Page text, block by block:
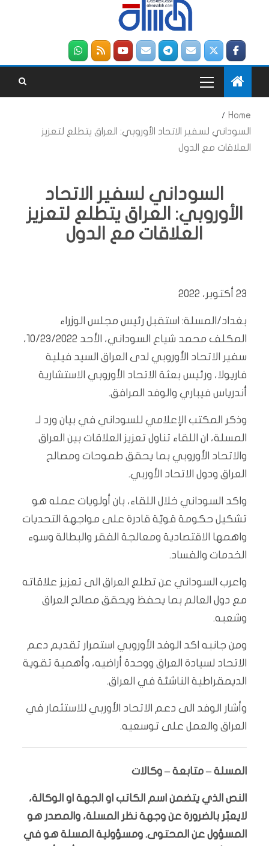
Home
السوداني لسفير الاتحاد الأوروبي: العراق يتطلع لتعزيز
العلاقات مع الدول
السوداني لسفير الاتحاد
الأوروبي: العراق يتطلع لتعزيز
العلاقات مع الدول
23 أكتوبر، 2022
بغداد/المسلة: استقبل رئيس مجلس الوزراء
المكلف محمد شياع السوداني، الأحد 10/23/2022،
سفير الاتحاد الأوروبي لدى العراق السيد فيلية
فاريولا، ورئيس بعثة الاتحاد الأوروبي الاستشارية
أندرياس فيباري والوفد المرافق.
وذكر المكتب الإعلامي للسوداني في بيان ورد لـ
المسلة، ان اللقاء تناول تعزيز العلاقات بين العراق
والاتحاد الأوروبي بما يحقق طموحات ومصالح
العراق ودول الاتحاد الأوربي.
واكد السوداني خلال اللقاء، بان أولويات عمله هو
تشكيل حكومة قويّة قادرة على مواجهة التحديات
واهمها الاقتصادية ومعالجة الفقر والبطالة وسوء
الخدمات والفساد.
واعرب السوداني عن تطلع العراق الى تعزيز علاقاته
مع دول العالم بما يحفظ ويحقق مصالح العراق
وشعبه.
ومن جانبه اكد الوفد الأوروبي استمرار تقديم دعم
الاتحاد لسيادة العراق ووحدة أراضيه، وأهمية تقوية
الديمقراطية الناشئة في العراق.
وأشار الوفد الى دعم الاتحاد الأوربي للاستثمار في
العراق والعمل على توسعيه.
المسلة – متابعة – وكالات
النص الذي يتضمن اسم الكاتب او الجهة او الوكالة،
لايعبّر بالضرورة عن وجهة نظر المسلة، والمصدر هو
المسؤول عن المحتوى. ومسؤولية المسلة هو في